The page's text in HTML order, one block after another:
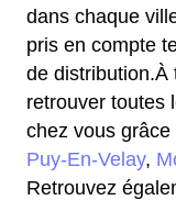
dans chaque
pris en compte
de distribution.À
retrouver toutes
chez vous
Puy-En-Velay,
Retrouvez